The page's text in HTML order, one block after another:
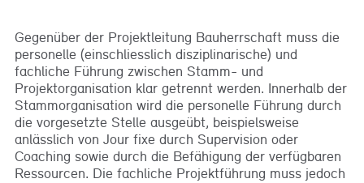
Gegenüber der Projektleitung Bauherrschaft muss die
personelle (einschliesslich disziplinarische) und
fachliche Führung zwischen Stamm- und
Projektorganisation klar getrennt werden. Innerhalb der
Stammorganisation wird die personelle Führung durch
die vorgesetzte Stelle ausgeübt, beispielsweise
anlässlich von Jour fixe durch Supervision oder
Coaching sowie durch die Befähigung der verfügbaren
Ressourcen. Die fachliche Projektführung muss jedoch